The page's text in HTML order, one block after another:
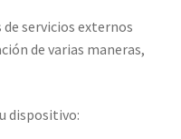
servicios externos
de varias maneras,
dispositivo: